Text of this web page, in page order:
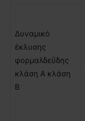
∆υναµικό
έκλυσης
φορµαλδεΰδης
κλάση Α κλάση
Β